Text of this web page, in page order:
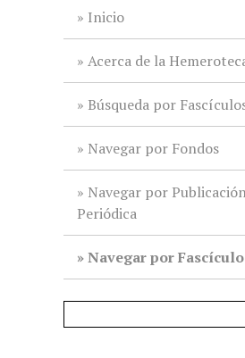
Inicio
Acerca de la
Búsqueda por
Navegar por Fondos
Navegar por
Periódica
Navegar por